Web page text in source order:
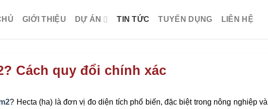
GIỚI THIỆU DỰ ÁN TIN TỨC TUYỂN DỤNG LIÊN HỆ
Cách quy đổi chính xác
? Hecta (ha) là đơn vị đo diện tích phổ biến, đặc biệt trong nông nghiệp và